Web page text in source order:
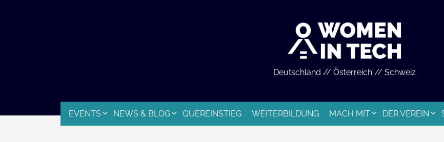
Deutschland // Österreich // Schweiz
EVENTS NEWS & BLOG QUEREINSTIEG WEITERBILDUNG MACH MIT DER VEREIN